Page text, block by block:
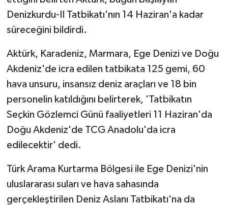
Denizkurdu-II Tatbikatı'nın 14 Haziran'a kadar
süreceğini bildirdi.
Aktürk, Karadeniz, Marmara, Ege Denizi ve Doğu
Akdeniz'de icra edilen tatbikata 125 gemi, 60
hava unsuru, insansız deniz araçları ve 18 bin
personelin katıldığını belirterek, 'Tatbikatın
Seçkin Gözlemci Günü faaliyetleri 11 Haziran'da
Doğu Akdeniz'de TCG Anadolu'da icra
edilecektir' dedi.
Türk Arama Kurtarma Bölgesi ile Ege Denizi'nin
uluslararası suları ve hava sahasında
gerçekleştirilen Deniz Aslanı Tatbikatı'na da